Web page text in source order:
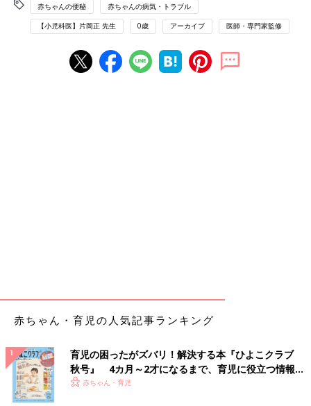
月齢別・便秘の主な原因（1～４ヶ月、５〜８ヶ
月、９ヶ月〜１歳）
赤ちゃんの便秘の原因は、主におっぱい・ミルク、水分の不足や
ると、急にウンチが出なくなることがあります。これは消化器官
の働きが高まって、腸から体に水分が吸収されやすくなるため
また、ミルクや母乳の量がたりないと、腸に十分な水分が供給さ
れず、便秘になる場合もあります。
生後５〜８ヶ月の赤ちゃんの便秘
赤ちゃんの便秘 赤ちゃんの病気・トラブル
【小児科医】片岡正 先生 0歳 アーカイブ 医師・専門家監修
赤ちゃん・育児の人気記事ランキング
育児の困ったがズバリ！解決する本『ひよこクラブ
秋号』 4カ月～2才になるまで、育児に役立つ情報が
いっぱい！
赤ちゃん・育児